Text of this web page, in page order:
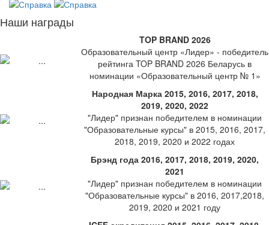
Наши награды
TOP BRAND 2026
Образовательный центр «Лидер» - победитель
рейтинга TOP BRAND 2026 Беларусь в
номинации «Образовательный центр № 1»
Народная Марка 2015, 2016, 2017, 2018,
2019, 2020, 2022
"Лидер" признан победителем в номинации
"Образовательные курсы" в 2015, 2016, 2017,
2018, 2019, 2020 и 2022 годах
Брэнд года 2016, 2017, 2018, 2019, 2020,
2021
"Лидер" признан победителем в номинации
"Образовательные курсы" в 2016, 2017,2018,
2019, 2020 и 2021 году